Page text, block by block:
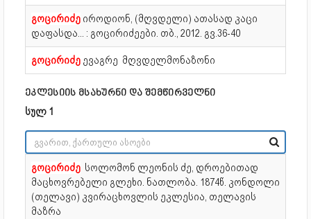
გოცირიძე იროდიონ, (მღვდელი) ათასად კაცი
დაფასდა... : გოცირიძეები. თბ., 2012. გვ.36-40
გოცირიძე ევაგრე მღვდელმონაზონი
ეკლესიის მსახურნი და შემწირველნი
სულ 1
გოცირიძე სოლომონ ლეონის ძე, დროებითად
მაცხოვრებელი გლეხი. ნათლობა. 1874წ. კონდოლი
(თელავი) კვირაცხოვლის ეკლესია, თელავის
მაზრა